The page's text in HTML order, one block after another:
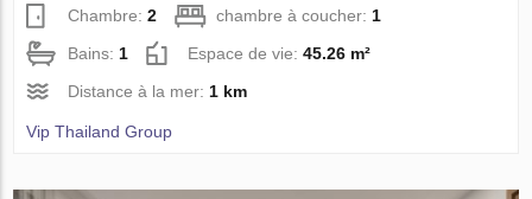
Chambre:2 chambre à coucher: 1
Bains: 1 Espace de vie:45.26 m²
Distance à la mer: 1 km
Vip Thailand Group